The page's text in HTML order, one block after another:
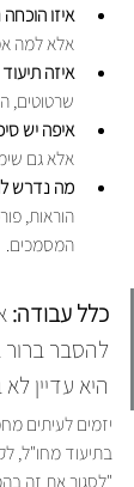
איזו
אלא למה
איזה
שרטוטים,
איפה יש
אלא גם
מה נדרש
הוראות,
המסמכים.
כלל עבודה:
להסבר ברור
היא עדיין
יזמים לעיתים
בתיעוד מחו"ל,
"לסגור את זה